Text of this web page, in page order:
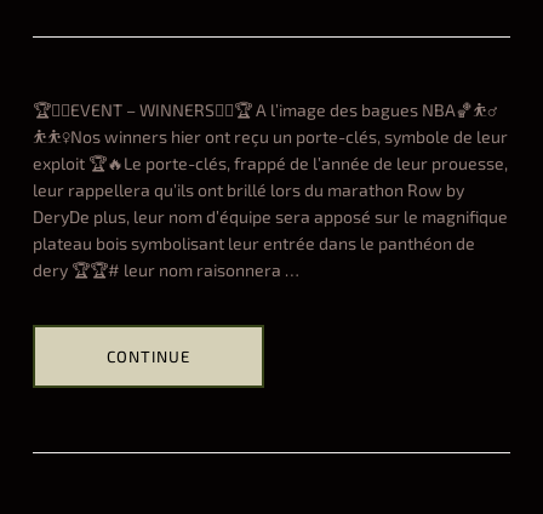
l
s
e
m
e
n
t
m
t
🏆🚣‍♀️EVENT – WINNERS🚣‍♀️🏆 A l’image des bagues NBA🏀⛹️‍♂️
⛹️⛹️‍♀️Nos winners hier ont reçu un porte-clés, symbole de leur
exploit 🏆🔥Le porte-clés, frappé de l’année de leur prouesse,
leur rappellera qu’ils ont brillé lors du marathon Row by
DeryDe plus, leur nom d’équipe sera apposé sur le magnifique
plateau bois symbolisant leur entrée dans le panthéon de
dery 🏆🏆# leur nom raisonnera …
CONTINUE
v